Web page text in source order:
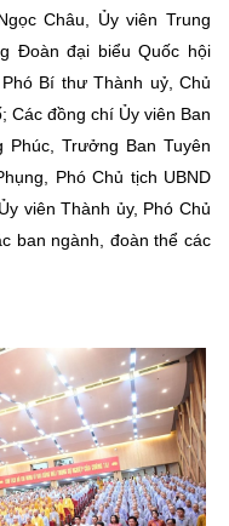
Châu, Ủy viên Trung
Đoàn đại biểu Quốc hội
Bí thư Thành uỷ, Chủ
Các đồng chí Ủy viên Ban
Phúc, Trưởng Ban Tuyên
Phó Chủ tịch UBND
viên Thành ủy, Phó Chủ
ban ngành, đoàn thể các